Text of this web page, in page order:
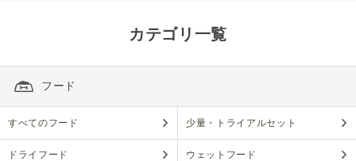
カテゴリ一覧
フード
すべてのフード 少量・トライアルセット
ドライフード ウェットフード